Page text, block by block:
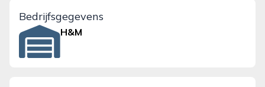
Bedrijfsgegevens
H&M